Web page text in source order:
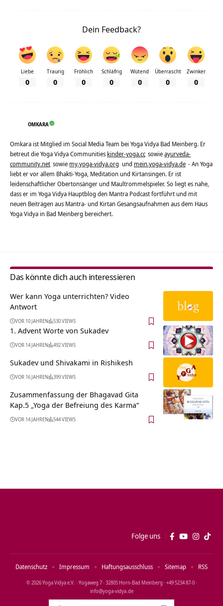
Dein Feedback?
Liebe
0
Traurig
0
Fröhlich
0
Schläfrig
0
Wütend
0
Überrascht
0
Zwinker
0
OMKARA
Omkara ist Mitglied im Social Media Team bei Yoga Vidya Bad Meinberg. Er
betreut die Yoga Vidya Communities kinder-yoga.cc sowieayurveda-
community.net sowie my.yoga-vidya.org und mein.yoga-vidya.de - An Yoga
liebt er vor allem Bhakti-Yoga, Meditation und Kirtansingen. Er ist
leidenschaftlicher Obertonsänger und Maultrommelspieler. So liegt es nahe,
dass er im Yoga Vidya Hauptblog den Mantra Podcast fortführt und mit
neuen Beiträgen aus Mantra- und Kirtan Gesangsaufnahmen aus dem Haus
Yoga Vidya in Bad Meinberg bereichert.
Das könnte dich auch interessieren
Wer kann Yoga unterrichten? Video
Antwort
VOR 10 JAHREN 530 VIEWS
1. Advent Worte von Sukadev
VOR 14 JAHREN 492 VIEWS
Sukadev und Shivakami in Rishikesh
VOR 16 JAHREN 399 VIEWS
Zusammenfassung der Bhagavad Gita
Kap.5 „Yoga der Befreiung des Karma“
VOR 14 JAHREN 544 VIEWS
Folge uns
© 2026 Yoga Vidya e.V. · Yogaweg 7 · 32805 Horn‑Bad Meinberg · +49 5234 87‑0 ·
info@yoga‑vidya.de
Datenschutz Impressum Haftungsausschluss Sitemap RSS